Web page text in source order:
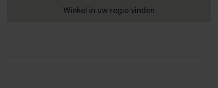
Winkel in uw regio vinden